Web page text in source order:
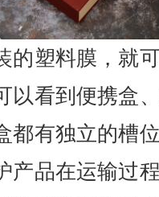
的塑料膜，就
以看到便携盒
都有独立的槽
产品在运输过